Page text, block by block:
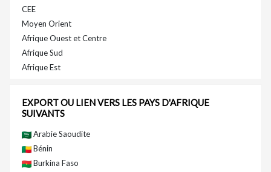
CEE
Moyen Orient
Afrique Ouest et Centre
Afrique Sud
Afrique Est
EXPORT OU LIEN VERS LES PAYS D'AFRIQUE
SUIVANTS
Arabie Saoudite
Bénin
Burkina Faso